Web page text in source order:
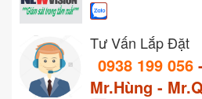
Tư Vấn Lắp Đặt
0938 199 056 -
Mr.Hùng -